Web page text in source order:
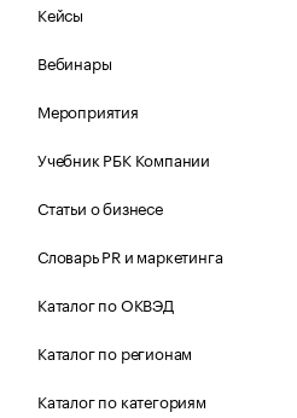
Кейсы
Вебинары
Мероприятия
Учебник РБК Компании
Статьи о бизнесе
Словарь PR и маркетинга
Каталог по ОКВЭД
Каталог по регионам
Каталог по категориям